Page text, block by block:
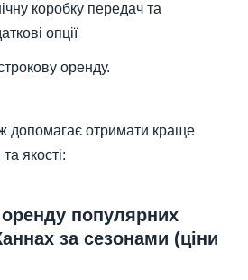
коробку передач та
опції
оренду.
допомагає отримати краще
якості:
популярних
за сезонами (ціни